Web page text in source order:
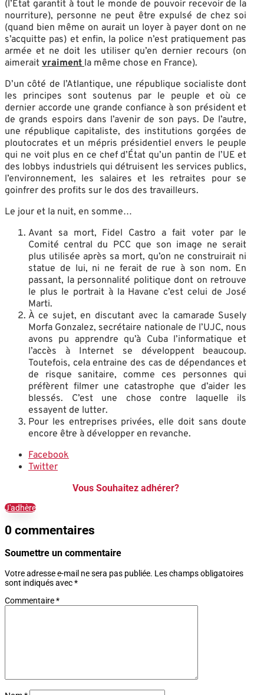
(l’État garantit à tout le monde de pouvoir recevoir de la
nourriture), personne ne peut être expulsé de chez soi
(quand bien même on aurait un loyer à payer dont on ne
s’acquitte pas) et enfin, la police n’est pratiquement pas
armée et ne doit les utiliser qu’en dernier recours (on
aimerait vraiment la même chose en France).
D’un côté de l’Atlantique, une république socialiste dont
les principes sont soutenus par le peuple et où ce
dernier accorde une grande confiance à son président et
de grands espoirs dans l’avenir de son pays. De l’autre,
une république capitaliste, des institutions gorgées de
ploutocrates et un mépris présidentiel envers le peuple
qui ne voit plus en ce chef d’État qu’un pantin de l’UE et
des lobbys industriels qui détruisent les services publics,
l’environnement, les salaires et les retraites pour se
goinfrer des profits sur le dos des travailleurs.
Le jour et la nuit, en somme…
Avant sa mort, Fidel Castro a fait voter par le
Comité central du PCC que son image ne serait
plus utilisée après sa mort, qu’on ne construirait ni
statue de lui, ni ne ferait de rue à son nom. En
passant, la personnalité politique dont on retrouve
le plus le portrait à la Havane c’est celui de José
Marti.
À ce sujet, en discutant avec la camarade Susely
Morfa Gonzalez, secrétaire nationale de l’UJC, nous
avons pu apprendre qu’à Cuba l’informatique et
l’accès à Internet se développent beaucoup.
Toutefois, cela entraine des cas de dépendances et
de risque sanitaire, comme ces personnes qui
préfèrent filmer une catastrophe que d’aider les
blessés. C’est une chose contre laquelle ils
essayent de lutter.
Pour les entreprises privées, elle doit sans doute
encore être à développer en revanche.
Facebook
Twitter
Vous Souhaitez adhérer?
J'adhère
0 commentaires
Soumettre un commentaire
Votre adresse e-mail ne sera pas publiée. Les champs obligatoires
sont indiqués avec*
Commentaire*